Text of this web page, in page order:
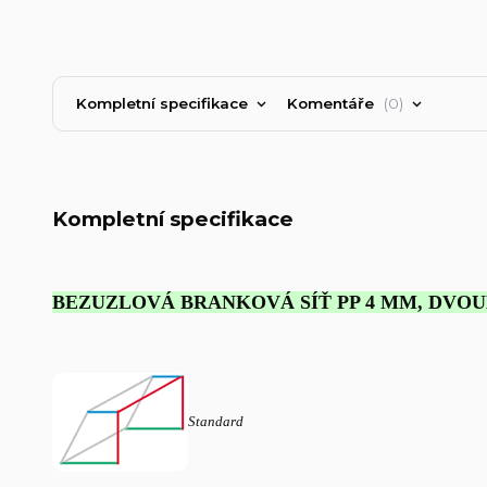
Kompletní specifikace Komentáře 0
Kompletní specifikace
BEZUZLOVÁ BRANKOVÁ SÍŤ PP 4 MM,
Standard